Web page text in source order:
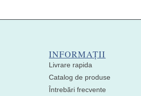
INFORMAȚII
Livrare rapida
Catalog de produse
Întrebări frecvente